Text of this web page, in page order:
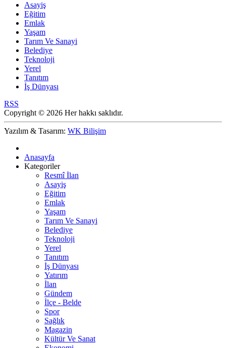
Asayiş
Eğitim
Emlak
Yaşam
Tarım Ve Sanayi
Belediye
Teknoloji
Yerel
Tanıtım
İş Dünyası
RSS
Copyright © 2026 Her hakkı saklıdır.
Yazılım & Tasarım: WK Bilişim
Anasayfa
Kategoriler
Resmî İlan
Asayiş
Eğitim
Emlak
Yaşam
Tarım Ve Sanayi
Belediye
Teknoloji
Yerel
Tanıtım
İş Dünyası
Yatırım
İlan
Gündem
İlçe - Belde
Spor
Sağlık
Magazin
Kültür Ve Sanat